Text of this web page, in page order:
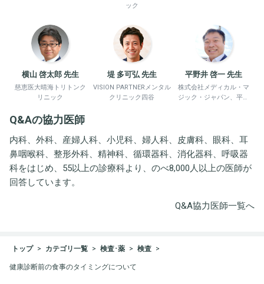
ック
横山 啓太郎 先生
慈恵医大晴海トリトンク
リニック
堤 多可弘 先生
VISION PARTNERメンタル
クリニック四谷
平野井 啓一 先生
株式会社メディカル・マ
ジック・ジャパン、平野
Q&Aの協力医師
内科、外科、産婦人科、小児科、婦人科、皮膚科、眼科、耳
鼻咽喉科、整形外科、精神科、循環器科、消化器科、呼吸器
科をはじめ、55以上の診療科より、のべ8,000人以上の医師が
回答しています。
Q&A協力医師一覧へ
トップ カテゴリ一覧 検査･薬 検査
健康診断前の食事のタイミングについて